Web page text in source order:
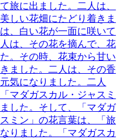
旅に出ました。二人は、
しい花畑にたどり着きま
、白い花が一面に咲いて
は、その花を摘んで、花
。その時、花束から甘い
ました。二人は、その香
気になりました。二人
マダガスカル・ジャスミ
した。そして、「マダガ
ミン」の花言葉は、「旅
りました。「マダガスカ